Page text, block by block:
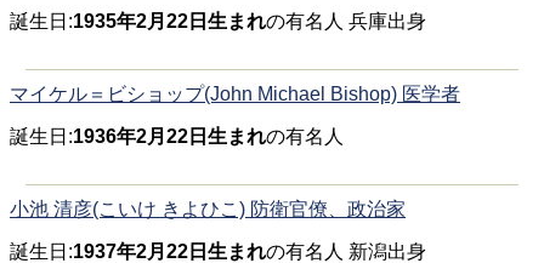
誕生日:1935年2月22日生まれの有名人 兵庫出身
マイケル＝ビショップ(John Michael Bishop) 医学者
誕生日:1936年2月22日生まれの有名人
小池 清彦(こいけ きよひこ) 防衛官僚、政治家
誕生日:1937年2月22日生まれの有名人 新潟出身